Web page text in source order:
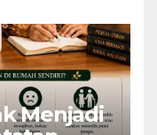
Menjadi